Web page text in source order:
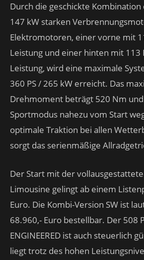
Durch die geschickte Kombination
147 kW starken
Elektromotoren, einer vorne mit
Leistung und einer hinten mit 113
Leistung, wird eine maximale
360 PS / 265 kW erreicht. Das
Drehmoment beträgt 520 Nm
Sportmodus nahezu vom Start
optimale Traktion bei allen
sorgt das serienmäßige
Der Start mit der
Limousine gelingt ab einem
Euro. Die Kombi-Version SW ist
68.960,- Euro bestellbar. Der 508
ENGINEERED ist auch steuerlich
liegt trotz des hohen